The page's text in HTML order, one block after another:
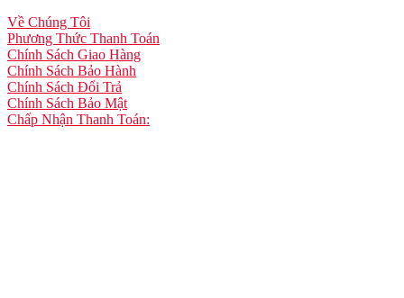
Về Chúng Tôi
Phương Thức Thanh Toán
Chính Sách Giao Hàng
Chính Sách Bảo Hành
Chính Sách Đổi Trả
Chính Sách Bảo Mật
Chấp Nhận Thanh Toán: